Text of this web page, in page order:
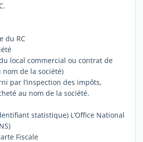
du RC
local commercial ou contrat de
de la société)
par l’inspection des impôts,
au nom de la société.
statistique) L’Office National
Fiscale